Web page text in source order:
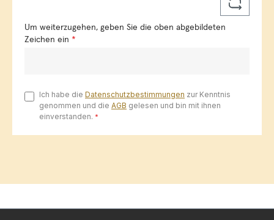
Um weiterzugehen, geben Sie die oben abgebildeten
Zeichen ein *
Ich habe die Datenschutzbestimmungen zur Kenntnis
genommen und die AGB gelesen und bin mit ihnen
einverstanden. *